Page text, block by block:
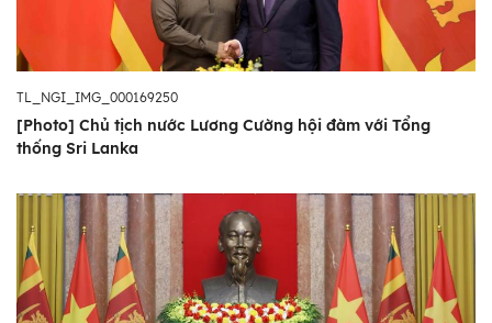
TL_NGI_IMG_000169250
[Photo] Chủ tịch nước Lương Cường hội đàm với Tổng
thống Sri Lanka